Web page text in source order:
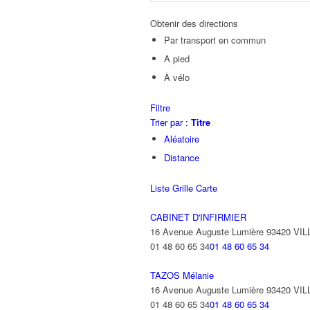
Obtenir des directions
Par transport en commun
A pied
À vélo
Filtre
Trier par : Titre
Aléatoire
Distance
Liste Grille Carte
CABINET D'INFIRMIER
16 Avenue Auguste Lumière 93420
01 48 60 65 3401 48 60 65 34
TAZOS Mélanie
16 Avenue Auguste Lumière 93420
01 48 60 65 3401 48 60 65 34